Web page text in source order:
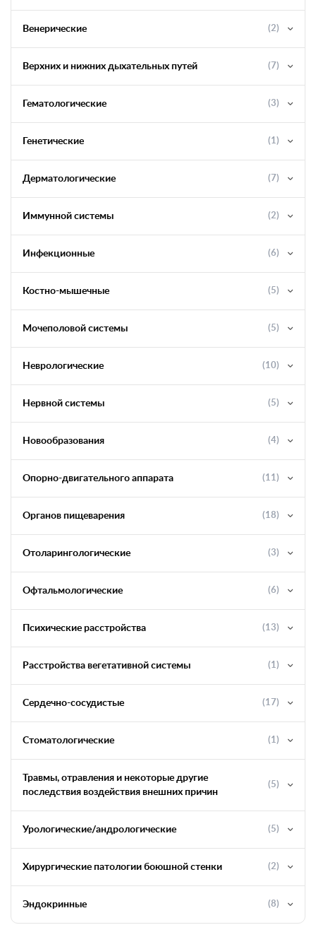
Венерические (2)
Верхних и нижних дыхательных путей (7)
Гематологические (3)
Генетические (1)
Дерматологические (7)
Иммунной системы (2)
Инфекционные (6)
Костно-мышечные (5)
Мочеполовой системы (5)
Неврологические (10)
Нервной системы (5)
Новообразования (4)
Опорно-двигательного аппарата (11)
Органов пищеварения (18)
Отоларингологические (3)
Офтальмологические (6)
Психические расстройства (13)
Расстройства вегетативной системы (1)
Сердечно-сосудистые (17)
Стоматологические (1)
Травмы, отравления и некоторые другие
последствия воздействия внешних причин
(5)
Урологические/андрологические (5)
Хирургические патологии боюшной стенки (2)
Эндокринные (8)